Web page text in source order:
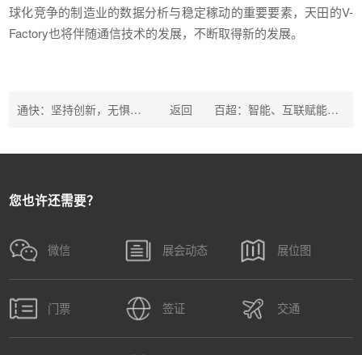
球化竞争的制造业的数据分析与稳定稼动的重要要素，天田的V-
Factory也将伴随通信技术的发展，不断取得新的发展。
通快：坚持创新，无惧挑战 返回 百超：智能、互联赋能世界铂金工厂
您也许还需要？
微信 展会动态 展位图
门票 签证 交通